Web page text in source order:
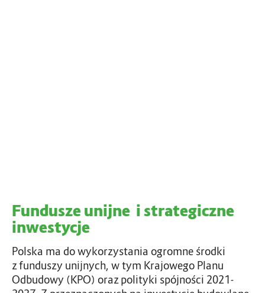
Fundusze unijne i strategiczne
inwestycje
Polska ma do wykorzystania ogromne środki
z funduszy unijnych, w tym Krajowego Planu
Odbudowy (KPO) oraz polityki spójności 2021-